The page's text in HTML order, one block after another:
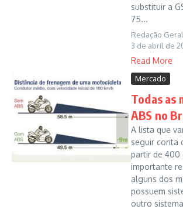
substituir a
75...
Redação Geral
3 de abril de
Read More
Mercado
Todas as
ABS no
A lista que
seguir conta
partir de 400
importante
alguns dos
possuem
outro